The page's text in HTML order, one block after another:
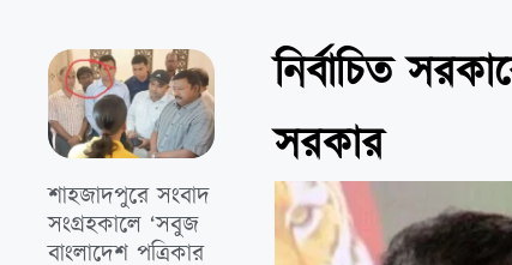
শাহজাদপুরে সংবাদ
সংগ্রহকালে ‘সবুজ
বাংলাদেশ পত্রিকার
নির্বাচিত
সরকার